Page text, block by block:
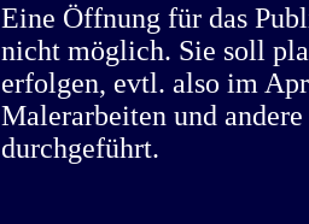
Eine Öffnung für das
nicht möglich. Sie soll
erfolgen, evtl. also im
Malerarbeiten und
durchgeführt.